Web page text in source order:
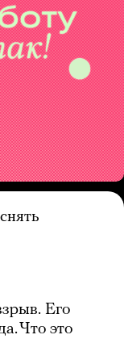
Его
Что это